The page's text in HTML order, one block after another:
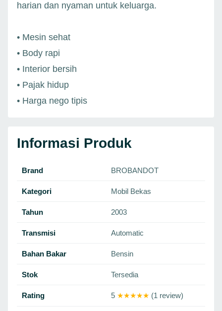
harian dan nyaman untuk keluarga.
• Mesin sehat
• Body rapi
• Interior bersih
• Pajak hidup
• Harga nego tipis
Informasi Produk
Brand BROBANDOT
Kategori Mobil Bekas
Tahun 2003
Transmisi Automatic
Bahan Bakar Bensin
Stok Tersedia
Rating 5 ★★★★★ (1 review)